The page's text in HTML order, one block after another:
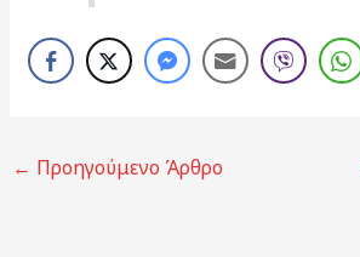
← Προηγούμενο Άρθρο